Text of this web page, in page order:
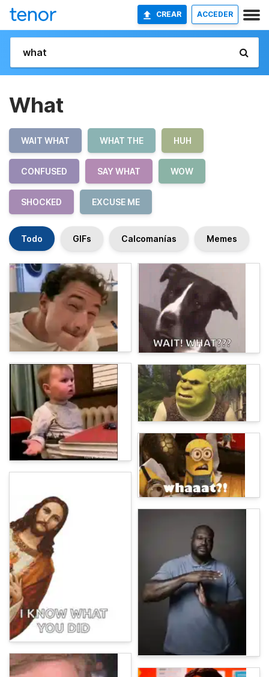
CREAR ACCEDER
What
WAIT WHAT WHAT THE HUH
CONFUSED SAY WHAT WOW
SHOCKED EXCUSE ME
Todo GIFs Calcomanías Memes